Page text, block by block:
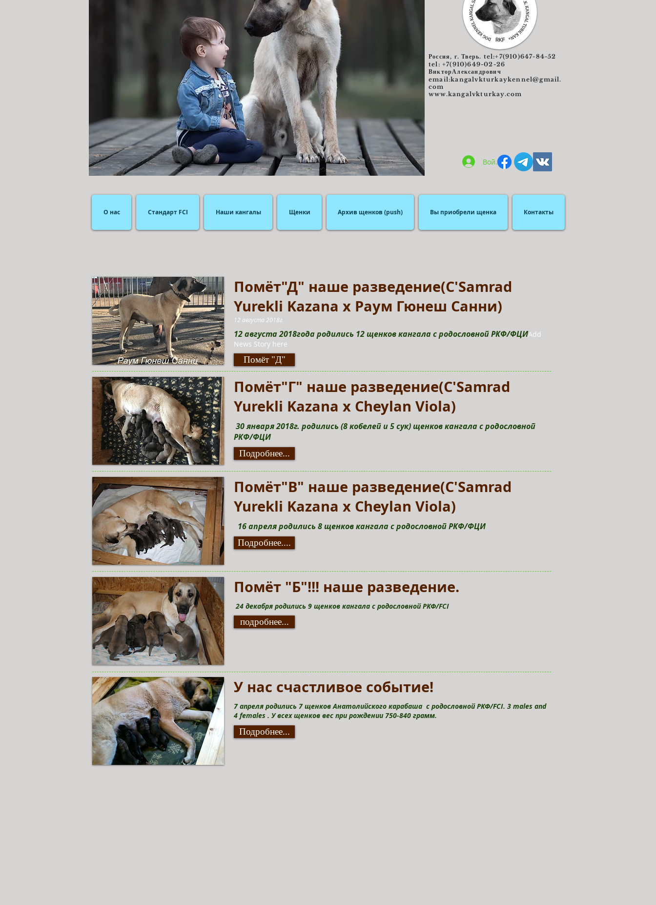
Россия, г. Тверь. tel:+7(910)647-84-52
tel: +7(910)649-02-26
ВикторАлександрович
email:kangalvkturkaykennel@gmail.
com
www.kangalvkturkay.com
Войти
О нас Стандарт FCI Наши кангалы Щенки Архив щенков (push) Вы приобрели щенка Контакты
Помёт"Д" наше разведение(C'Samrad
Yurekli Kazana x Раум Гюнеш Санни)
12 августа 2018г.
12 августа 2018года родились 12 щенков кангала с родословной РКФ/ФЦИAdd
News Story here
Помёт "Д"
Помёт"Г" наше разведение(C'Samrad
Yurekli Kazana x Cheylan Viola)
30 января 2018г. родились (8 кобелей и 5 сук) щенков кангала с родословной
РКФ/ФЦИ
Подробнее...
Помёт"В" наше разведение(C'Samrad
Yurekli Kazana x Cheylan Viola)
16 апреля родились 8 щенков кангала с родословной РКФ/ФЦИ
Подробнее....
Помёт "Б"!!! наше разведение.
24 декабря родились 9 щенков кангала с родословной РКФ/FCI
подробнее...
У нас счастливое событие!
7 апреля родились 7 щенков Анатолийского карабаша с родословной РКФ/FCI. 3 males and
4 females . У всех щенков вес при рождении 750-840 грамм.
Подробнее...